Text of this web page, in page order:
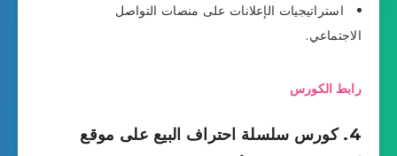
استراتيجيات الإعلانات على منصات التواصل
الاجتماعي.
رابط الكورس
4. كورس سلسلة احتراف البيع على موقع